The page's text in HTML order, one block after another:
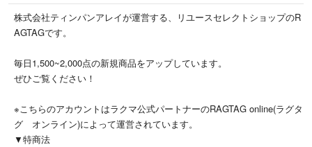
#6(ROKU)_ロク_レディース_RAGTAGonline
#Tシャツ・カットソー_レディース_RAGTAGonline
す。
株式会社ティンパンアレイが運営する、リユースセレクトショップのR
AGTAGです。
毎日1,500~2,000点の新規商品をアップしています。
ぜひご覧ください！
※こちらのアカウントはラクマ公式パートナーのRAGTAG online(ラグタ
グ オンライン)によって運営されています。
▼特商法